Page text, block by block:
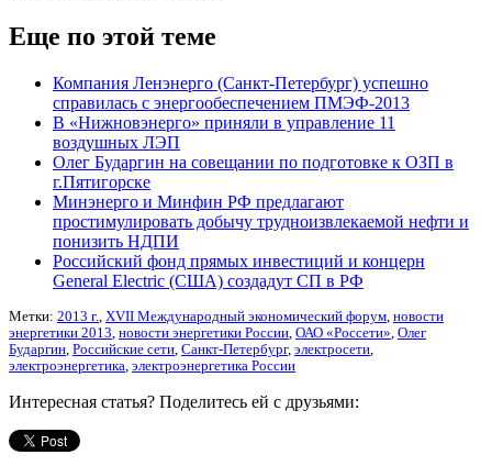
Еще по этой теме
Компания Ленэнерго (Санкт-Петербург) успешно
справилась с энергообеспечением ПМЭФ-2013
В «Нижновэнерго» приняли в управление 11
воздушных ЛЭП
Олег Бударгин на совещании по подготовке к ОЗП в
г.Пятигорске
Минэнерго и Минфин РФ предлагают
простимулировать добычу трудноизвлекаемой нефти и
понизить НДПИ
Российский фонд прямых инвестиций и концерн
General Electric (США) создадут СП в РФ
Метки: 2013 г. XVII Международный экономический форум новости
энергетики 2013 новости энергетики России ОАО «Россети» Олег
Бударгин Российские сети Санкт-Петербург, электросети
электроэнергетика электроэнергетика России
Интересная статья? Поделитесь ей с друзьями: